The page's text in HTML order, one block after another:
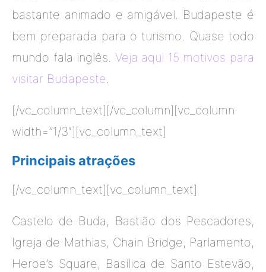
bastante animado e amigável. Budapeste é
bem preparada para o turismo. Quase todo
mundo fala inglês. Veja aqui 15 motivos para
visitar Budapeste
[/vc_column_text][/vc_column][vc_column
width=”1/3″][vc_column_text]
Principais atrações
[/vc_column_text][vc_column_text]
Castelo de Buda, Bastião dos Pescadores,
Igreja de Mathias, Chain Bridge, Parlamento,
Heroe’s Square, Basílica de Santo Estevão,